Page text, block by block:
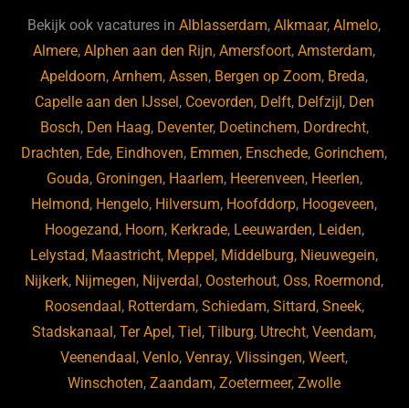
b
o
o
k
ky dI
n
Bekijk ook vacatures inAlblasserdam,Alkmaar,Almelo,
Almere,Alphen aan den Rijn,Amersfoort,Amsterdam,
Apeldoorn,Arnhem,Assen, Bergen op Zoom, Breda,
Capelle aan den IJssel, Coevorden, Delft, Delfzijl, Den
Bosch, Den Haag, Deventer, Doetinchem, Dordrecht,
Drachten, Ede, Eindhoven, Emmen, Enschede, Gorinchem,
Gouda, Groningen, Haarlem, Heerenveen, Heerlen,
Helmond, Hengelo, Hilversum, Hoofddorp, Hoogeveen,
Hoogezand, Hoorn, Kerkrade, Leeuwarden, Leiden,
Lelystad, Maastricht, Meppel, Middelburg, Nieuwegein,
Nijkerk, Nijmegen, Nijverdal, Oosterhout, Oss, Roermond,
Roosendaal, Rotterdam, Schiedam, Sittard, Sneek,
Stadskanaal,Ter Apel,Tiel,Tilburg, Utrecht,Veendam,
Veenendaal,Venlo,Venray,Vlissingen,Weert,
Winschoten,Zaandam,Zoetermeer,Zwolle